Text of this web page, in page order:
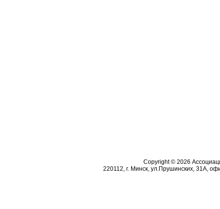
Copyright © 2026
220112, г. Минск, ул.Прушинских, 31А,